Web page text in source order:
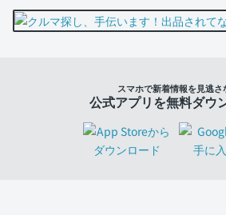
スマホで新着情報を見逃さ
公式アプリを無料ダウ